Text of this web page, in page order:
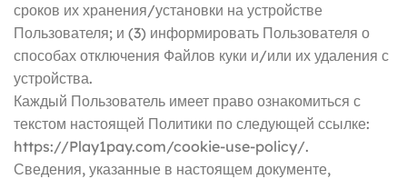
сроков их хранения/установки на устройстве
Пользователя; и (3) информировать Пользователя о
способах отключения Файлов куки и/или их удаления с
устройства.
Каждый Пользователь имеет право ознакомиться с
текстом настоящей Политики по следующей ссылке:
https://Play1pay.com/cookie-use-policy/.
Сведения, указанные в настоящем документе,